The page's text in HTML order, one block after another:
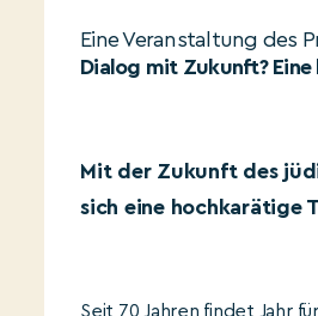
Eine Veranstaltung des
Dialog mit Zukunft?
Mit der Zukunft des
sich eine hochkarätige
Seit 70 Jahren findet Jahr